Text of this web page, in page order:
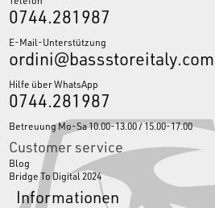
0744.281987
E-Mail-Unterstützung
ordini@bassstoreitaly.com
Hilfe über WhatsApp
0744.281987
Betreuung Mo-Sa 10.00-13.00 / 15.00-17.00
Customer service
Blog
Bridge To Digital 2024
Informationen